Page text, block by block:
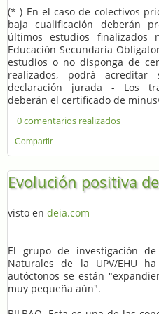
(* ) En el caso de colectivos
baja cualificación deberán
últimos estudios
Educación Secundaria
estudios o no disponga de
realizados, podrá
declaración jurada - Los
deberán el certificado de
0 comentarios realizados
Compartir
Evolución positiva
visto en deia.com
El grupo de investigación de
Naturales de la UPV/EHU
autóctonos se están
muy pequeña aún".